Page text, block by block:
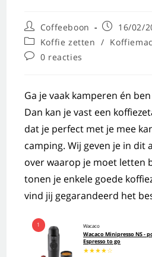
Coffeeboon
16/02/
Koffie zetten /
0 reacties
Ga je vaak kamperen én
Dan kan je vast een
dat je perfect met je mee
camping. Wij geven je in dit
over waarop je moet letten
tonen je enkele goede
vind jij gegarandeerd het
1 Wacaco
Wacaco Minipresso NS -
Espresso to go
★★★★☆